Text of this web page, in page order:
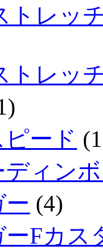
トレッ
トレッ
ード
ィン
(4)
Fカス